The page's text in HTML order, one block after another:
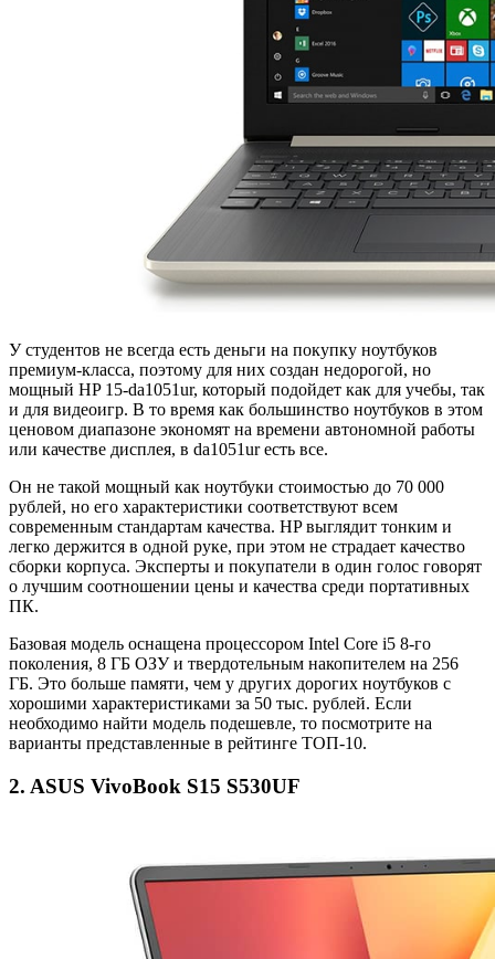
У студентов не всегда есть деньги на покупку ноутбуков
премиум-класса, поэтому для них создан недорогой, но
мощный HP 15-da1051ur, который подойдет как для учебы, так
и для видеоигр. В то время как большинство ноутбуков в этом
ценовом диапазоне экономят на времени автономной работы
или качестве дисплея, в da1051ur есть все.
Он не такой мощный как ноутбуки стоимостью до 70 000
рублей, но его характеристики соответствуют всем
современным стандартам качества. HP выглядит тонким и
легко держится в одной руке, при этом не страдает качество
сборки корпуса. Эксперты и покупатели в один голос говорят
о лучшим соотношении цены и качества среди портативных
ПК.
Базовая модель оснащена процессором Intel Core i5 8-го
поколения, 8 ГБ ОЗУ и твердотельным накопителем на 256
ГБ. Это больше памяти, чем у других дорогих ноутбуков с
хорошими характеристиками за 50 тыс. рублей. Если
необходимо найти модель подешевле, то посмотрите на
варианты представленные в рейтинге ТОП-10.
2. ASUS VivoBook S15 S530UF